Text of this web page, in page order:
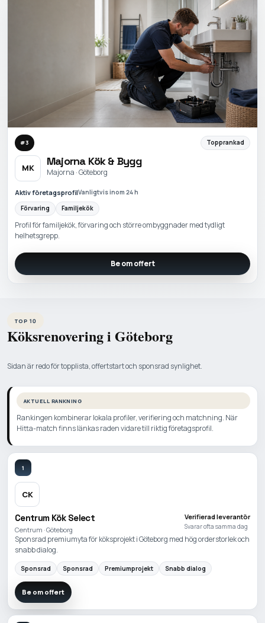
#3 Topprankad
MK
Majorna Kök & Bygg
Majorna · Göteborg
Aktiv företagsprofilVanligtvis inom 24 h
Förvaring
Familjekök
Profil för familjekök, förvaring och större ombyggnader med tydligt
helhetsgrepp.
Be om offert
TOP 10
Köksrenovering i Göteborg
Sidan är redo för topplista, offertstart och sponsrad synlighet.
AKTUELL RANKNING
Rankingen kombinerar lokala profiler, verifiering och matchning. När
Hitta-match finns länkas raden vidare till riktig företagsprofil.
1
CK
Centrum Kök Select
Centrum · Göteborg
Verifierad leverantör
Svarar ofta samma dag
Sponsrad premiumyta för köksprojekt i Göteborg med hög orderstorlek och
snabb dialog.
Sponsrad Sponsrad Premiumprojekt Snabb dialog
Be om offert